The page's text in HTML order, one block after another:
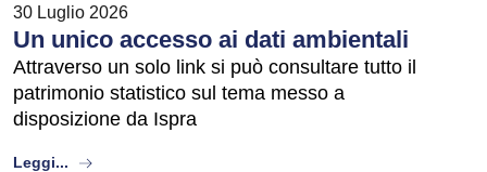
30 Luglio 2026
Un unico accesso ai dati ambientali
Attraverso un solo link si può consultare tutto il
patrimonio statistico sul tema messo a
disposizione da Ispra
Leggi... about